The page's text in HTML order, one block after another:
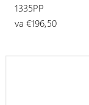
1335PP
va €196,50